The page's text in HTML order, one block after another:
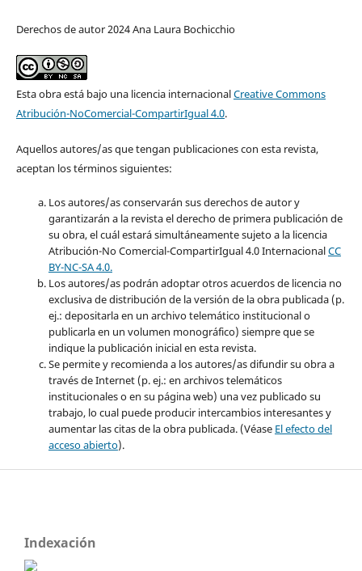
Derechos de autor 2024 Ana Laura Bochicchio
Esta obra está bajo una licencia internacionalCreative Commons
Atribución-NoComercial-CompartirIgual 4.0.
Aquellos autores/as que tengan publicaciones con esta revista,
aceptan los términos siguientes:
Los autores/as conservarán sus derechos de autor y
garantizarán a la revista el derecho de primera publicación de
su obra, el cuál estará simultáneamente sujeto a la licencia
Atribución-No Comercial-CompartirIgual 4.0 InternacionalCC
BY-NC-SA 4.0.
Los autores/as podrán adoptar otros acuerdos de licencia no
exclusiva de distribución de la versión de la obra publicada (p.
ej.: depositarla en un archivo telemático institucional o
publicarla en un volumen monográfico) siempre que se
indique la publicación inicial en esta revista.
Se permite y recomienda a los autores/as difundir su obra a
través de Internet (p. ej.: en archivos telemáticos
institucionales o en su página web) una vez publicado su
trabajo, lo cual puede producir intercambios interesantes y
aumentar las citas de la obra publicada. (Véase El efecto del
acceso abierto).
Indexación